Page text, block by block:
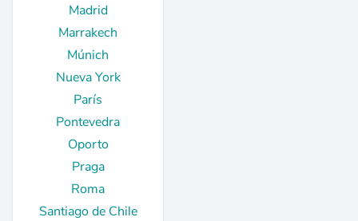
Madrid
Marrakech
Múnich
Nueva York
París
Pontevedra
Oporto
Praga
Roma
Santiago de Chile